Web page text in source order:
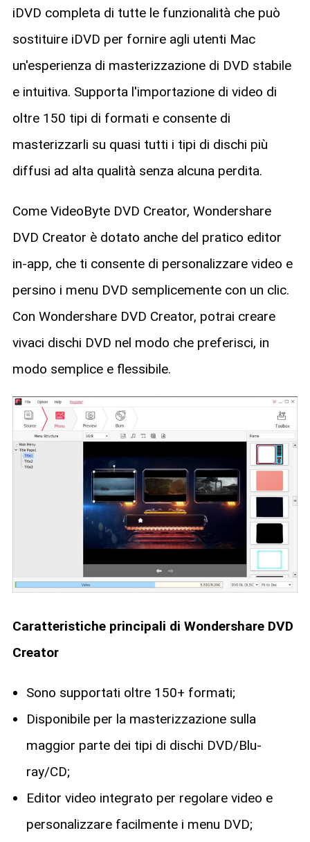
iDVD completa di tutte le funzionalità che può
sostituire iDVD per fornire agli utenti Mac
un'esperienza di masterizzazione di DVD stabile
e intuitiva. Supporta l'importazione di video di
oltre 150 tipi di formati e consente di
masterizzarli su quasi tutti i tipi di dischi più
diffusi ad alta qualità senza alcuna perdita.
Come VideoByte DVD Creator, Wondershare
DVD Creator è dotato anche del pratico editor
in-app, che ti consente di personalizzare video e
persino i menu DVD semplicemente con un clic.
Con Wondershare DVD Creator, potrai creare
vivaci dischi DVD nel modo che preferisci, in
modo semplice e flessibile.
Caratteristiche principali di Wondershare DVD
Creator
Sono supportati oltre 150+ formati;
Disponibile per la masterizzazione sulla
maggior parte dei tipi di dischi DVD/Blu-
ray/CD;
Editor video integrato per regolare video e
personalizzare facilmente i menu DVD;